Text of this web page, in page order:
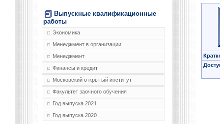
Выпускные квалификационные
работы
Экономика
Менеджмент в организации
Менеджмент
Финансы и кредит
Московский открытый институт
Факультет заочного обучения
Год выпуска 2021
Год выпуска 2020